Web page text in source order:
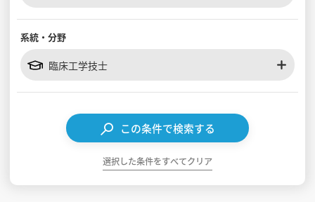
見学会WEB手引書
系統・分野
臨床工学技士
この条件で検索する
選択した条件をすべてクリア